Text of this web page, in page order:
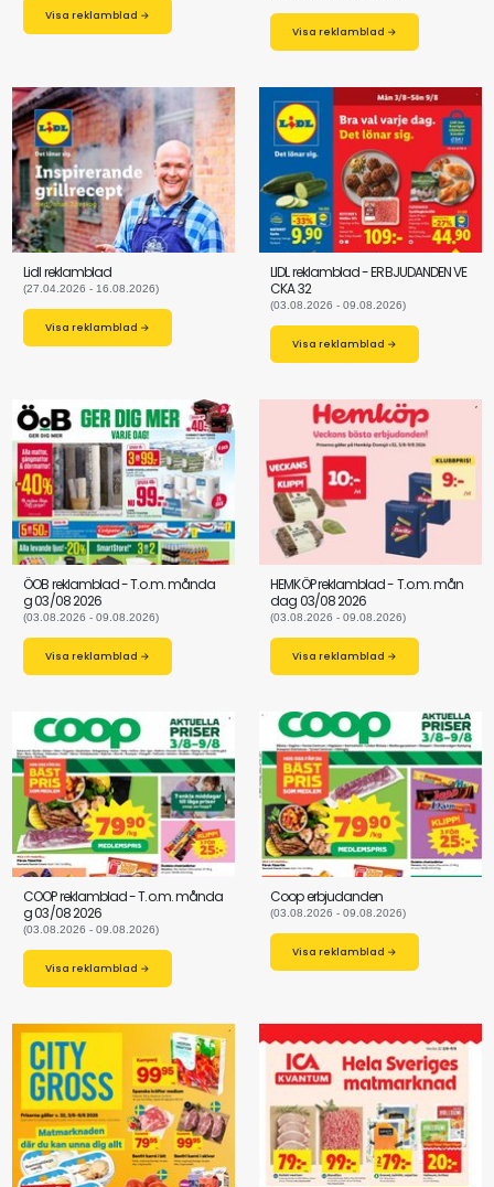
Visa reklamblad →
Visa reklamblad →
Lidl reklamblad
(27.04.2026 - 16.08.2026)
Visa reklamblad →
LIDL reklamblad - ERBJUDANDEN VE
CKA 32
(03.08.2026 - 09.08.2026)
Visa reklamblad →
ÖOB reklamblad - T.o.m. månda
g 03/08 2026
(03.08.2026 - 09.08.2026)
Visa reklamblad →
HEMKÖP reklamblad - T.o.m. mån
dag 03/08 2026
(03.08.2026 - 09.08.2026)
Visa reklamblad →
COOP reklamblad - T.o.m. månda
g 03/08 2026
(03.08.2026 - 09.08.2026)
Visa reklamblad →
Coop erbjudanden
(03.08.2026 - 09.08.2026)
Visa reklamblad →